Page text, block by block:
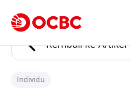
Kembali ke Artikel
Individu